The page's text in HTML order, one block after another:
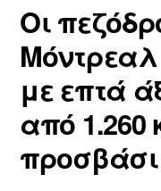
Οι
με επτά
από 1.260